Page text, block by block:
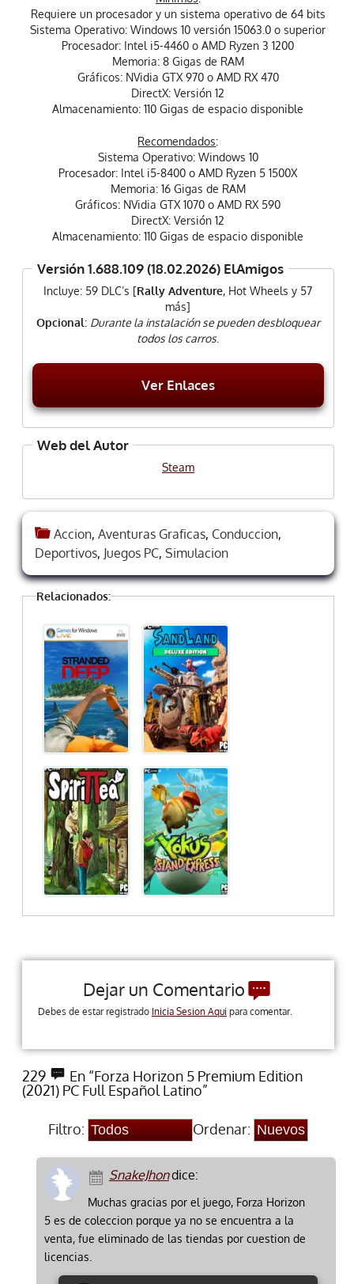
Requiere un procesador y un sistema operativo de 64 bits
Sistema Operativo: Windows 10 versión 15063.0 o superior
Procesador: Intel i5-4460 o AMD Ryzen 3 1200
Memoria: 8 Gigas de RAM
Gráficos: NVidia GTX 970 o AMD RX 470
DirectX: Versión 12
Almacenamiento: 110 Gigas de espacio disponible
Recomendados:
Sistema Operativo: Windows 10
Procesador: Intel i5-8400 o AMD Ryzen 5 1500X
Memoria: 16 Gigas de RAM
Gráficos: NVidia GTX 1070 o AMD RX 590
DirectX: Versión 12
Almacenamiento: 110 Gigas de espacio disponible
Versión 1.688.109 (18.02.2026) ElAmigos
Incluye: 59 DLC’s [Rally Adventure, Hot Wheels y 57
más]
Opcional: Durante la instalación se pueden desbloquear
todos los carros.
Ver Enlaces
Web del Autor
Steam
Accion, Aventuras Graficas, Conduccion,
Deportivos, Juegos PC, Simulacion
Relacionados:
Dejar un Comentario
Debes de estar registrado Inicia Sesion Aqui para comentar.
229
En “Forza Horizon 5 Premium Edition
(2021) PC Full Español Latino”
Filtro: Ordenar:
SnakeJhondice:
Muchas gracias por el juego, Forza Horizon
5 es de coleccion porque ya no se encuentra a la
venta, fue eliminado de las tiendas por cuestion de
licencias.